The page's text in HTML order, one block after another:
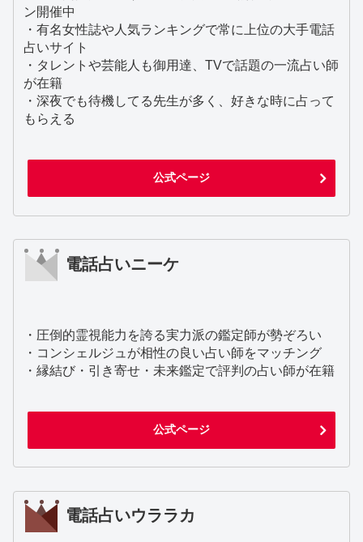
ン開催中
・有名女性誌や人気ランキングで常に上位の大手電話
占いサイト
・タレントや芸能人も御用達、TVで話題の一流占い師
が在籍
・深夜でも待機してる先生が多く、好きな時に占って
もらえる
公式ページ
電話占いニーケ
・圧倒的霊視能力を誇る実力派の鑑定師が勢ぞろい
・コンシェルジュが相性の良い占い師をマッチング
・縁結び・引き寄せ・未来鑑定で評判の占い師が在籍
公式ページ
電話占いウララカ